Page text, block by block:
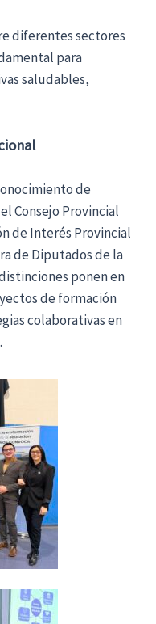
diferentes sectores
para
saludables,
de
Consejo Provincial
de Interés Provincial
de Diputados de la
ponen en
de formación
colaborativas en